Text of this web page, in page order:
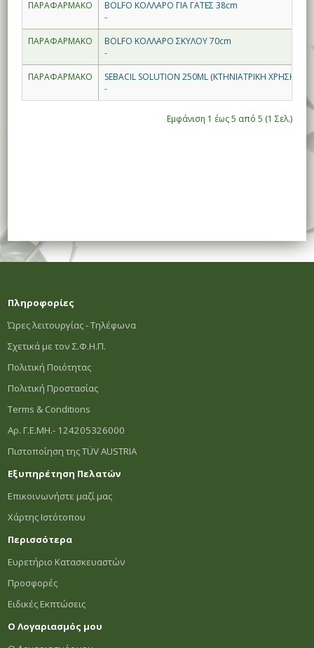
ΠΑΡΑΦΑΡΜΑΚΟ
BOLFO ΚΟΛΛΑΡΟ ΓΙΑ ΓΑΤΕΣ 38cm
-
ΠΑΡΑΦΑΡΜΑΚΟ
BOLFO ΚΟΛΛΑΡΟ ΣΚΥΛΟΥ 70cm
-
ΠΑΡΑΦΑΡΜΑΚΟ
SEBACIL SOLUTION 250ML (ΚΤΗΝΙΑΤΡΙΚΗ ΧΡΗΣΗ)
-
Εμφάνιση 1 έως 5 από 5 (1 Σελ.)
Πληροφορίες
Ώρες λειτουργίας - Τηλέφωνα
Σχετικά με τον Σ.Φ.Η.Π.
Πολιτική Ποιότητας
Πολιτική Προστασίας
Terms & Conditions
Αρ. Γ.Ε.ΜΗ.- 124205326000
Πιστοποίηση της TÜV AUSTRIA
Εξυπηρέτηση Πελατών
Επικοινωνήστε μαζί μας
Χάρτης Ιστότοπου
Περισσότερα
Ευρετήριο Κατασκευαστών
Προσφορές
Ειδικές Εκπτώσεις
Ο Λογαριασμός μου